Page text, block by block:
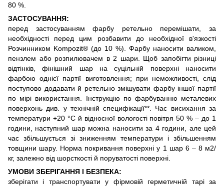
80 %.
ЗАСТОСУВАННЯ:
перед застосуванням фарбу ретельно перемішати, за
необхідності перед цим розбавити до необхідної в'язкості
Розчинником Kompozit® (до 10 %). Фарбу наносити валиком,
пензлем або розпилювачем в 2 шари. Щоб запобігти різниці
відтінків, фінішний шар на суцільній поверхні наносити
фарбою однієї партії виготовлення; при неможливості, слід
поступово додавати й ретельно змішувати фарбу іншої партії
по мірі використання. Інструкцію по фарбуванню металевих
поверхонь див. у технічній специфікації**. Час висихання за
температури +20 °С й відносної вологості повітря 50 % – до 1
години, наступний шар можна наносити за 4 години, але цей
час збільшується зі зниженням температури і збільшенням
товщини шару. Норма покривання поверхні у 1 шар 6 – 8 м2/
кг, залежно від шорсткості й поруватості поверхні.
УМОВИ ЗБЕРІГАННЯ І БЕЗПЕКА:
зберігати і транспортувати у фірмовій герметичній тарі за